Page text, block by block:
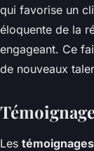
qui favorise un
éloquente de la
engageant. Ce
de nouveaux
Les